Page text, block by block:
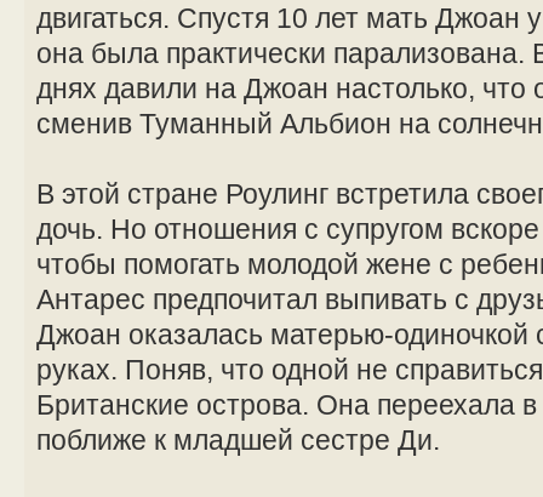
двигаться. Спустя 10 лет мать
она была практически
днях давили на Джоан настолько, что
сменив Туманный Альбион на
В этой стране Роулинг встретила
дочь. Но отношения с супругом
чтобы помогать молодой жене с
Антарес предпочитал выпивать с
Джоан оказалась матерью-одиночкой
руках. Поняв, что одной не
Британские острова. Она переехала
поближе к младшей сестре Ди.